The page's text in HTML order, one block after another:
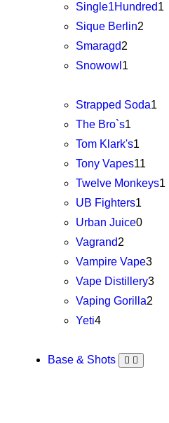
Single1Hundred1
Sique Berlin2
Smaragd2
Snowowl 1
Strapped Soda1
The Bro`s1
Tom Klark's1
Tony Vapes11
Twelve Monkeys1
UB Fighters1
Urban Juice0
Vagrand2
Vampire Vape3
Vape Distillery3
Vaping Gorilla2
Yeti4
Base & Shots